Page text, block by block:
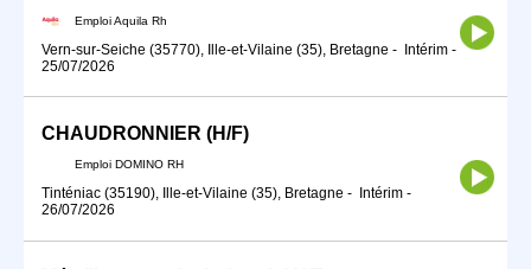
Emploi Aquila Rh
Vern-sur-Seiche (35770), Ille-et-Vilaine (35), Bretagne - Intérim -
25/07/2026
CHAUDRONNIER (H/F)
Emploi DOMINO RH
Tinténiac (35190), Ille-et-Vilaine (35), Bretagne - Intérim -
26/07/2026